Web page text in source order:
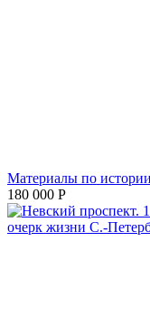
Материалы по
180 000 Р